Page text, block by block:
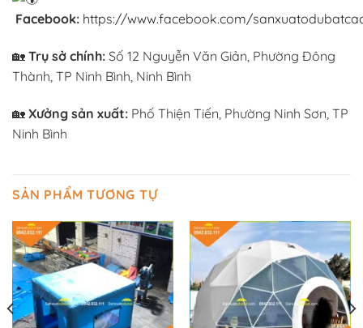
Facebook: https://www.facebook.com/
🏡 Trụ sở chính: Số 12 Nguyễn Văn Giản, Phường Đông
Thành, TP Ninh Bình, Ninh Bình
🏡 Xưởng sản xuất: Phố Thiện Tiến, Phường Ninh Sơn, TP
Ninh Bình
SẢN PHẨM TƯƠNG TỰ